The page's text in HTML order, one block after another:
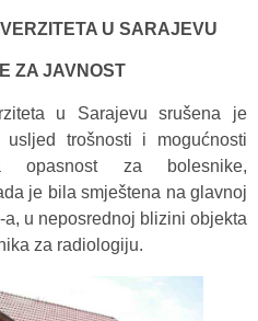
U SARAJEVU
ZA JAVNOST
u Sarajevu srušena je
trošnosti i mogućnosti
opasnost za bolesnike,
je bila smještena na glavnoj
u neposrednoj blizini objekta
za radiologiju.